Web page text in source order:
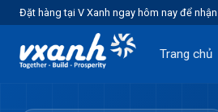
Đặt hàng tại V Xanh ngay hôm nay để
Trang chủ